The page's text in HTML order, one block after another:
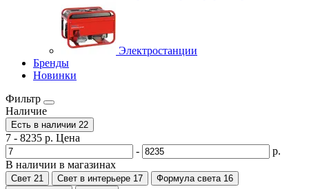
Электростанции
Бренды
Новинки
Фильтр
Наличие
Есть в наличии 22
7 - 8235 р. Цена
-
р.
В наличии в магазинах
Свет 21 Свет в интерьере 17 Формула света 16